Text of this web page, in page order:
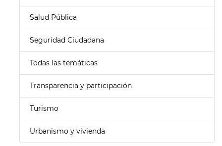
Salud Pública
Seguridad Ciudadana
Todas las temáticas
Transparencia y participación
Turismo
Urbanismo y vivienda